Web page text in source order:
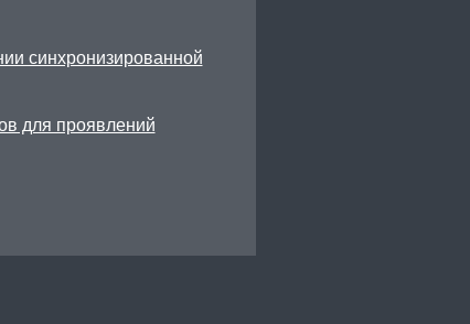
синхронизированной
для проявлений